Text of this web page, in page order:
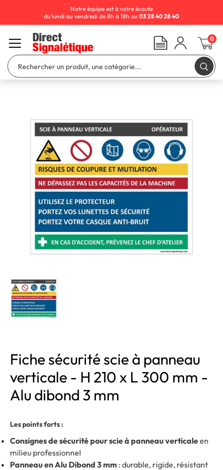
Fiche sécurité scie à panneau
verticale - H 210 x L 300 mm -
Alu dibond 3 mm
Les points forts :
Consignes de sécurité pour scie à panneau verticaleen
milieu professionnel
Panneau en Alu Dibond 3 mm : durable, rigide, résistant
Notre équipe est à votre écoute
du lundi au vendredi de 8h à 18h au 03 28 40 28 40
0